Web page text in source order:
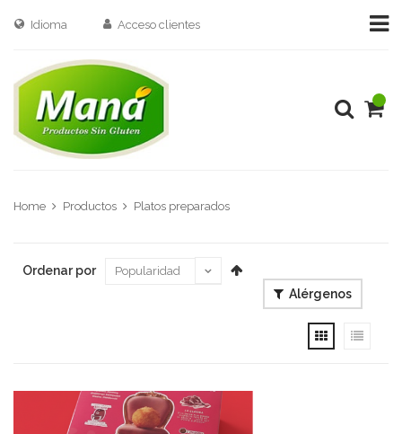
Idioma Acceso clientes
Home Productos Platos preparados
Ordenar por
Alérgenos